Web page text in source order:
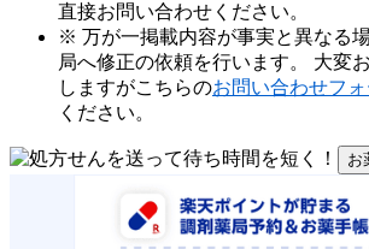
直接お問い合わせください。
※ 万が一掲載内容が事実と異なる
局へ修正の依頼を行います。 大変
しますがこちらのお問い合わせフォ
ください。
お